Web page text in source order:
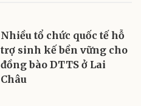
Nhiều tổ chức quốc tế hỗ
trợ sinh kế bền vững cho
đồng bào DTTS ở Lai
Châu